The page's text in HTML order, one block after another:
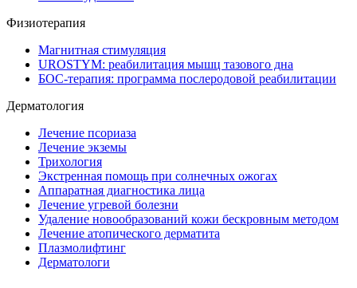
Физиотерапия
Магнитная стимуляция
UROSTYM: реабилитация мышц тазового дна
БОС-терапия: программа послеродовой реабилитации
Дерматология
Лечение псориаза
Лечение экземы
Трихология
Экстренная помощь при солнечных ожогах
Аппаратная диагностика лица
Лечение угревой болезни
Удаление новообразований кожи бескровным методом
Лечение атопического дерматита
Плазмолифтинг
Дерматологи